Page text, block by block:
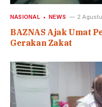
NASIONAL NEWS 2
BAZNAS Ajak Umat
Gerakan Zakat